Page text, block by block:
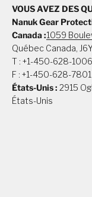
VOUS AVEZ DES
Nanuk Gear
Canada :1059
Québec Canada,
T : +1-450-628-1006
F : +1-450-628-7801
États-Unis : 2915
États-Unis